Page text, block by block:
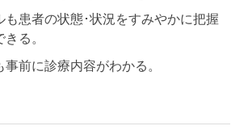
も患者の状態･状況をすみやかに把握
る。
前に診療内容がわかる。